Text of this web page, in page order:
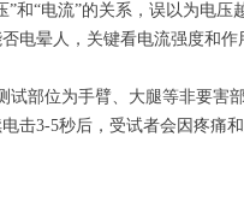
”和“电流”的关系，误以为电
电晕人，关键看电流强度和作
部位为手臂、大腿等非要
3-5秒后，受试者会因疼痛